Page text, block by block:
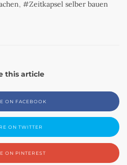
, Zeitkapsel selber bauen
this article
ON FACEBOOK
ON TWITTER
ON PINTEREST